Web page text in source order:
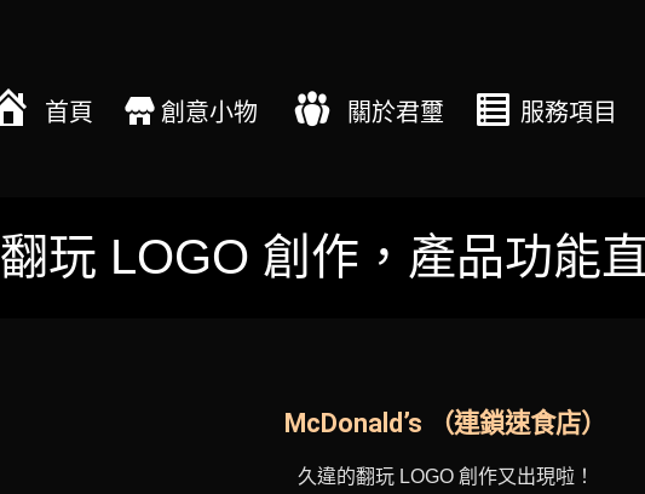
首頁 創意小物 關於君璽 服務項目
翻玩 LOGO 創作，產品功能
McDonald’s （連鎖速食店）
久違的翻玩 LOGO 創作又出現啦！